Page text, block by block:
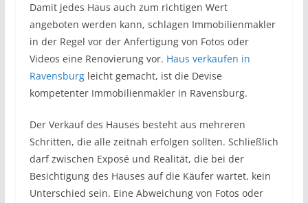
Damit jedes Haus auch zum richtigen Wert
angeboten werden kann, schlagen Immobilienmakler
in der Regel vor der Anfertigung von Fotos oder
Videos eine Renovierung vor. Haus verkaufen in
Ravensburgleicht gemacht, ist die Devise
kompetenter Immobilienmakler in Ravensburg.
Der Verkauf des Hauses besteht aus mehreren
Schritten, die alle zeitnah erfolgen sollten. Schließlich
darf zwischen Exposé und Realität, die bei der
Besichtigung des Hauses auf die Käufer wartet, kein
Unterschied sein. Eine Abweichung von Fotos oder